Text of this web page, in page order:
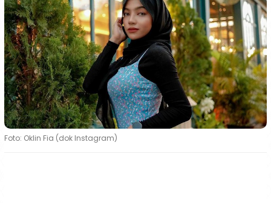
Foto: Oklin Fia (dok Instagram)